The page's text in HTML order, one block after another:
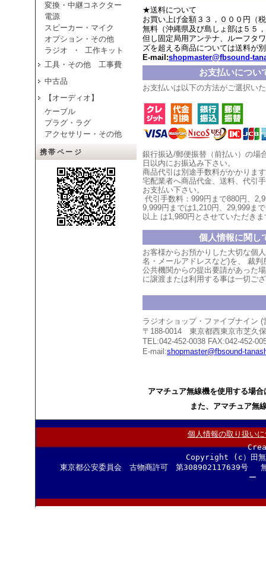
変換・中継コネクター
電源
スピーカー・マイク
オプション・その他
ラジオ ・ 工作キット
工具・その他 工事費
中古品
【オーディオ】
ケーブル
プラグ・ラグ
アクセサリー・その他
携帯ページ
★送料について
お買い上げ金額３３，０００円（
無料（沖縄県及び島しょ部は５５
但し固定局用アンテナ、ルーフタ
ズを超える商品については送料が
E-mail:shopmaster@fbsound-
お支払いについ
お支払いは以下の方法がご選択い
銀行振込/郵便振替（前払い）の場
日以内にお振込み下さい。
商品代引は別途手数料がかかりま
宅配業者へ商品代金、送料、代引
お支払い下さい。
代引手数料：999円まで880円、
9,999円までは1,210円、 29,999まで
以上 は1,980円とさせていただき
個人情報に関し
お客様からお預かりした大切な個
名・メールアドレスなど)を、 裁判
公共機関からの提出要請があった
に譲渡または利用する事は一切ご
ラジオショップ・ファイブナイン
〒188-0014 東京都西東京市芝久
TEL:042-452-0038 FAX:042-452-
E-mail:shopmaster@fbsound-
アマチュア無線機を使用する場
また、アマチュア無
個人情報の取り扱い
Copyright (c）田
東京都公安委員会 古物商許可 第308902117639号